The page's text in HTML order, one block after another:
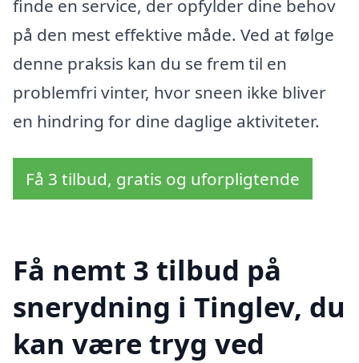
finde en service, der opfylder dine behov
på den mest effektive måde. Ved at følge
denne praksis kan du se frem til en
problemfri vinter, hvor sneen ikke bliver
en hindring for dine daglige aktiviteter.
Få 3 tilbud, gratis og uforpligtende
Få nemt 3 tilbud på
snerydning i Tinglev, du
kan være tryg ved